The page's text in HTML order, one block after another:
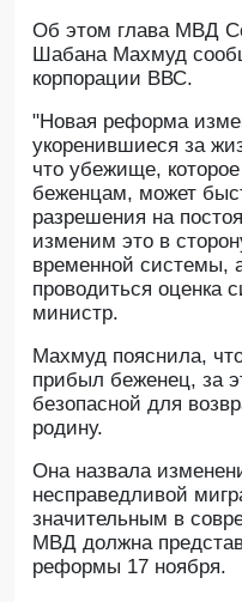
Об этом глава МВД
Шабана Махмуд
корпорации ВВС.
"Новая реформа
укоренившиеся за
что убежище,
беженцам, может
разрешения на
изменим это в
временной системы,
проводиться оценка
министр.
Махмуд пояснила,
прибыл беженец, за
безопасной для
родину.
Она назвала
несправедливой
значительным в
МВД должна
реформы 17 ноября.